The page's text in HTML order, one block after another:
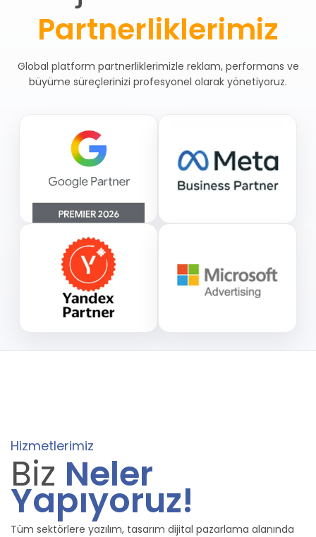
Partnerliklerimiz
Global platform partnerliklerimizle reklam, performans ve
büyüme süreçlerinizi profesyonel olarak yönetiyoruz.
Hizmetlerimiz
Biz Neler
Yapıyoruz!
Tüm sektörlere yazılım, tasarım dijital pazarlama alanında